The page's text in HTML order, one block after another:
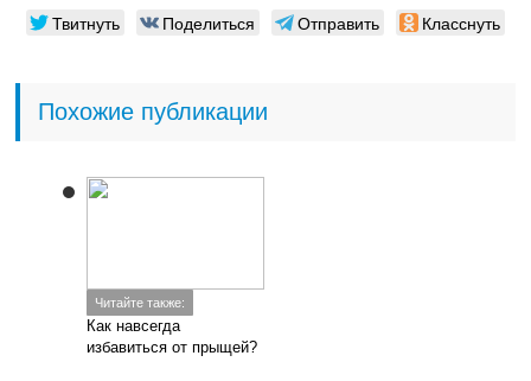
Твитнуть Поделиться Отправить Класснуть
Похожие публикации
Читайте также:
Как навсегда
избавиться от прыщей?